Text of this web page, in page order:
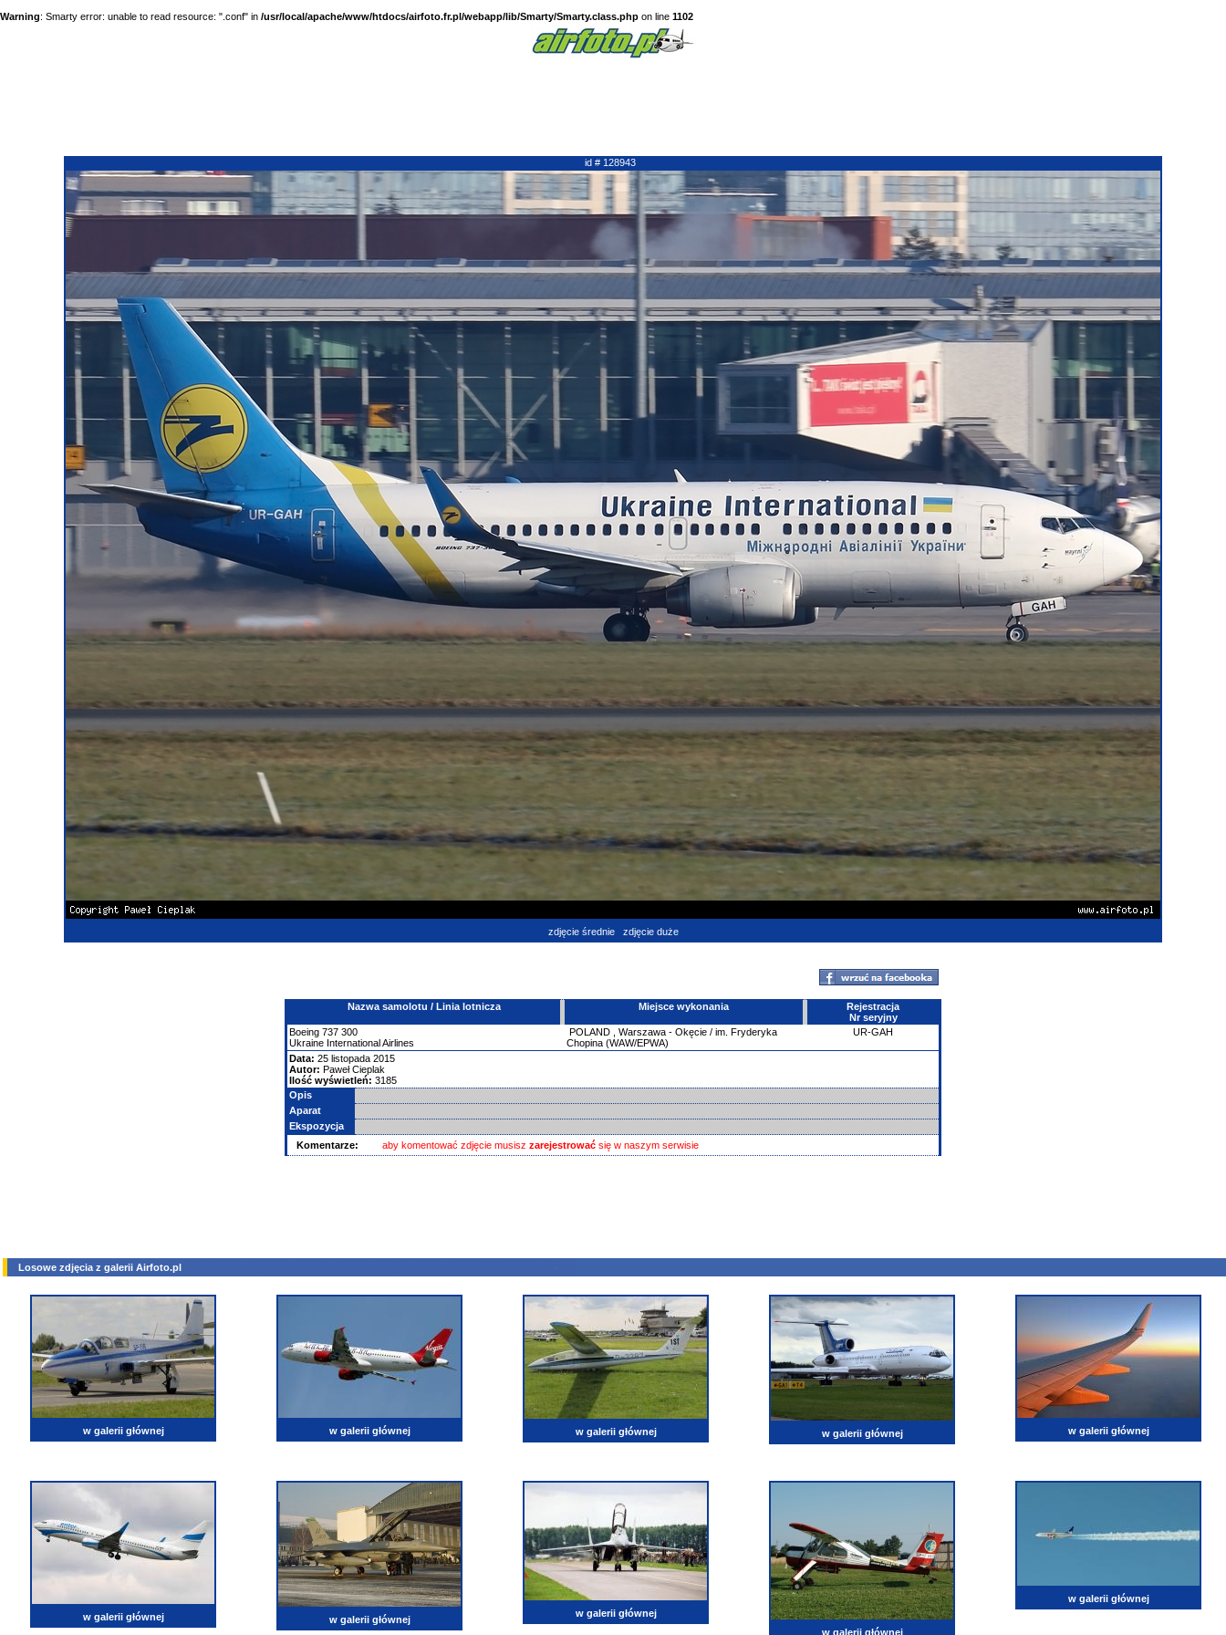
Warning: Smarty error: unable to read resource: ".conf" in /usr/local/apache/www/htdocs/airfoto.fr.pl/webapp/lib/Smarty/Smarty.class.php on line 1102
id # 128943
zdjęcie średnie zdjęcie duże
Nazwa samolotu / Linia lotnicza Miejsce wykonania
Rejestracja
Nr seryjny
Boeing 737 300
Ukraine International Airlines
POLAND
Warszawa - Okęcie / im. Fryderyka
Chopina (WAW/EPWA)
UR-GAH
Data: 25 listopada 2015
Autor: Paweł Cieplak
Ilość wyświetleń: 3185
Opis
Aparat
Ekspozycja
Komentarze:
aby komentować zdjęcie musisz zarejestrować się w naszym serwisie
Losowe zdjęcia z galerii Airfoto.pl
w galerii głównej w galerii głównej w galerii głównej w galerii głównej w galerii głównej
w galerii głównej w galerii głównej
w galerii głównej
w galerii głównej
w galerii głównej